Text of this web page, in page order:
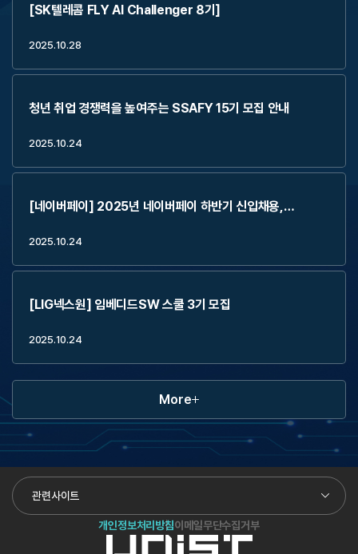
[SK텔레콤 FLY AI Challenger 8기]
2025.10.28
청년 취업 경쟁력을 높여주는 SSAFY 15기 모집 안내
2025.10.24
[네이버페이] 2025년 네이버페이 하반기 신입채용,
2025.10.24
[LIG넥스원] 임베디드SW 스쿨 3기 모집
2025.10.24
More
개인정보처리방침이메일무단수집거부
관련사이트